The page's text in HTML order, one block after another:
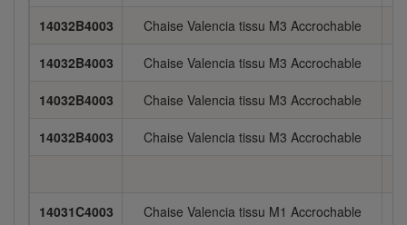
14032B4003 Chaise Valencia tissu M3 Accrochable
14032B4003 Chaise Valencia tissu M3 Accrochable
14032B4003 Chaise Valencia tissu M3 Accrochable
14032B4003 Chaise Valencia tissu M3 Accrochable
14031C4003 Chaise Valencia tissu M1 Accrochable